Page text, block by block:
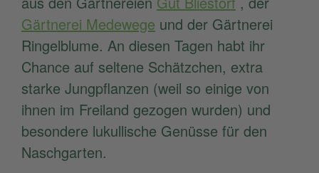
Gärtnerei Medewege und der Gärtnerei
Ringelblume. An diesen Tagen habt ihr
Chance auf seltene Schätzchen, extra
starke Jungpflanzen (weil so einige von
ihnen im Freiland gezogen wurden) und
besondere lukullische Genüsse für den
Naschgarten.